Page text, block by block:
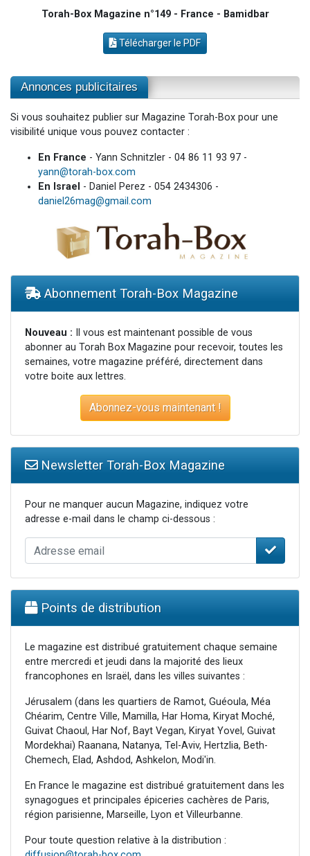
Torah-Box Magazine n°149 - France - Bamidbar
Télécharger le PDF
Annonces publicitaires
Si vous souhaitez publier sur Magazine Torah-Box pour une
visibilité unique vous pouvez contacter :
En France - Yann Schnitzler - 04 86 11 93 97 -
yann@torah-box.com
En Israel - Daniel Perez - 054 2434306 -
daniel26mag@gmail.com
Abonnement Torah-Box Magazine
Nouveau : Il vous est maintenant possible de vous
abonner au Torah Box Magazine pour recevoir, toutes les
semaines, votre magazine préféré, directement dans
votre boite aux lettres.
Abonnez-vous maintenant !
Newsletter Torah-Box Magazine
Pour ne manquer aucun Magazine, indiquez votre
adresse e-mail dans le champ ci-dessous :
Points de distribution
Le magazine est distribué gratuitement chaque semaine
entre mercredi et jeudi dans la majorité des lieux
francophones en Israël, dans les villes suivantes :
Jérusalem (dans les quartiers de Ramot, Guéoula, Méa
Chéarim, Centre Ville, Mamilla, Har Homa, Kiryat Moché,
Guivat Chaoul, Har Nof, Bayt Vegan, Kiryat Yovel, Guivat
Mordekhai) Raanana, Natanya, Tel-Aviv, Hertzlia, Beth-
Chemech, Elad, Ashdod, Ashkelon, Modi'in.
En France le magazine est distribué gratuitement dans les
synagogues et principales épiceries cachères de Paris,
région parisienne, Marseille, Lyon et Villeurbanne.
Pour toute question relative à la distribution :